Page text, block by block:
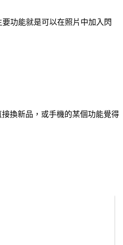
功能就是可以在照片中加入閃
換新品，或手機的某個功能覺得